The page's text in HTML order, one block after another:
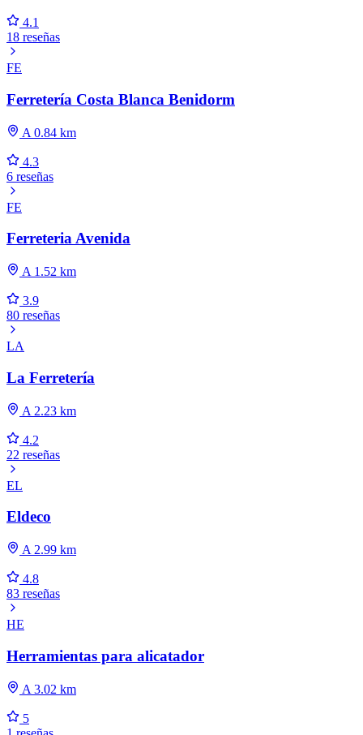
4.1
18 reseñas
FE
Ferretería Costa Blanca Benidorm
A 0.84 km
4.3
6 reseñas
FE
Ferreteria Avenida
A 1.52 km
3.9
80 reseñas
LA
La Ferretería
A 2.23 km
4.2
22 reseñas
EL
Eldeco
A 2.99 km
4.8
83 reseñas
HE
Herramientas para alicatador
A 3.02 km
5